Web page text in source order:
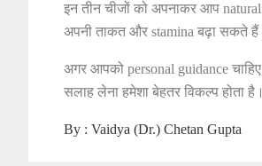
इन तीन चीजों को अपनाकर आप
अपनी ताकत और stamina बढ़ा सकते
अगर आपको personal guidance
सलाह लेना हमेशा बेहतर विकल्प होता है।
By :Vaidya (Dr.) Chetan Gupta